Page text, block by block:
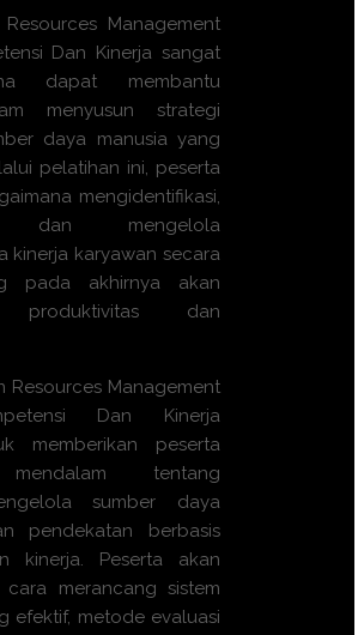
Management
Dan Kinerja sangat
dapat membantu
menyusun strategi
daya manusia yang
pelatihan ini, peserta
mengidentifikasi,
dan mengelola
kinerja karyawan secara
pada akhirnya akan
produktivitas dan
Resources Management
Dan Kinerja
memberikan peserta
mendalam tentang
sumber daya
pendekatan berbasis
kinerja. Peserta akan
merancang sistem
efektif, metode evaluasi